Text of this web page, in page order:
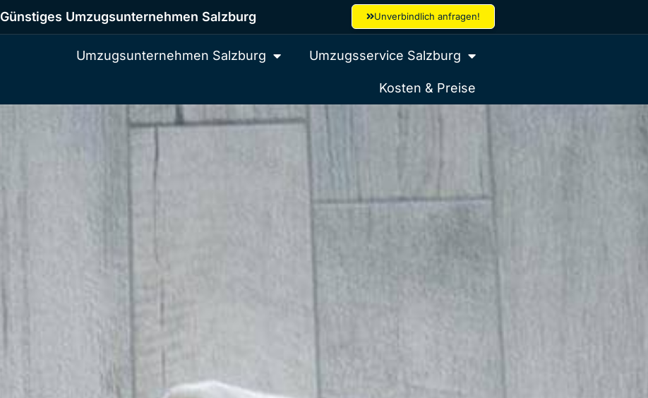
Günstiges Umzugsunternehmen Salzburg Unverbindlich anfragen!
Umzugsunternehmen Salzburg Umzugsservice Salzburg
Kosten & Preise